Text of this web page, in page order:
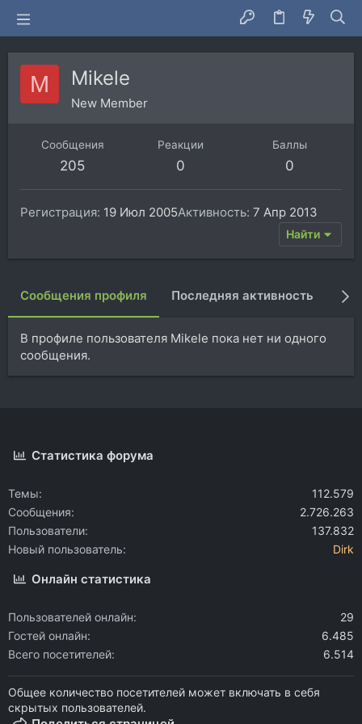
M Mikele
New Member
Сообщения
205
Реакции
0
Баллы
0
Регистрация 19 Июл 2005Активность 7 Апр 2013
Найти
Сообщения профиля Последняя активность
В профиле пользователя Mikele пока нет ни одного
сообщения.
Статистика форума
Темы
112.579
Сообщения
2.726.263
Пользователи
137.832
Новый пользователь
Dirk
Онлайн статистика
Пользователей онлайн
29
Гостей онлайн
6.485
Всего посетителей
6.514
Общее количество посетителей может включать в себя
скрытых пользователей.